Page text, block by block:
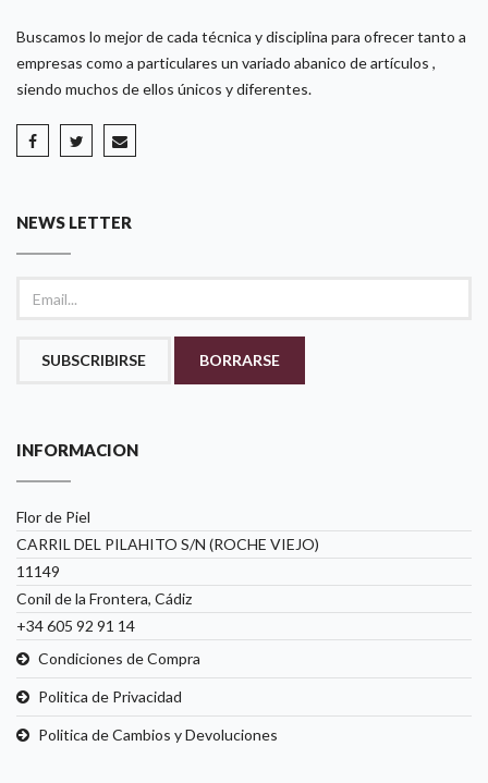
Buscamos lo mejor de cada técnica y disciplina para ofrecer tanto a
empresas como a particulares un variado abanico de artículos ,
siendo muchos de ellos únicos y diferentes.
NEWS LETTER
SUBSCRIBIRSE BORRARSE
INFORMACION
Flor de Piel
CARRIL DEL PILAHITO S/N (ROCHE VIEJO)
11149
Conil de la Frontera, Cádiz
+34 605 92 91 14
Condiciones de Compra
Politica de Privacidad
Politica de Cambios y Devoluciones